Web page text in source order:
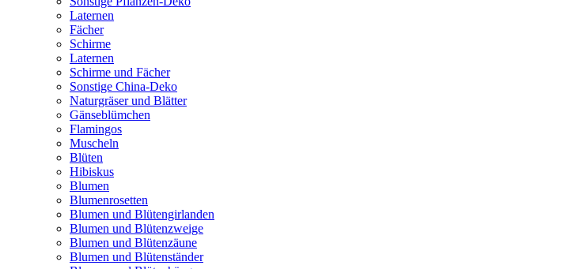
Laternen
Fächer
Schirme
Laternen
Schirme und Fächer
Sonstige China-Deko
Naturgräser und Blätter
Gänseblümchen
Flamingos
Muscheln
Blüten
Hibiskus
Blumen
Blumenrosetten
Blumen und Blütengirlanden
Blumen und Blütenzweige
Blumen und Blütenzäune
Blumen und Blütenständer